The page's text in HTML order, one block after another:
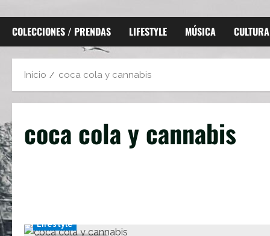
COLECCIONES / PRENDAS LIFESTYLE MÚSICA CULTURA
Inicio coca cola y cannabis
coca cola y cannabis
Lifestyle